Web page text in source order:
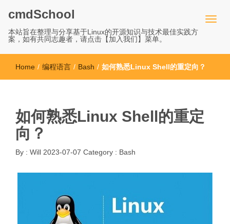
cmdSchool
本站旨在整理与分享基于Linux的开源知识与技术最佳实践方
案，如有共同志趣者，请点击【加入我们】菜单。
Home / 编程语言 / Bash / 如何熟悉Linux Shell的重定向？
如何熟悉Linux Shell的重定
向？
By : Will 2023-07-07 Category : Bash